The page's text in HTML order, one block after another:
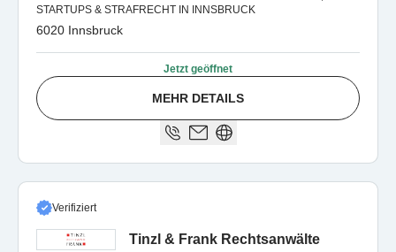
STARTUPS & STRAFRECHT IN INNSBRUCK
6020 Innsbruck
Jetzt geöffnet
MEHR DETAILS
Verifiziert
Tinzl & Frank Rechtsanwälte